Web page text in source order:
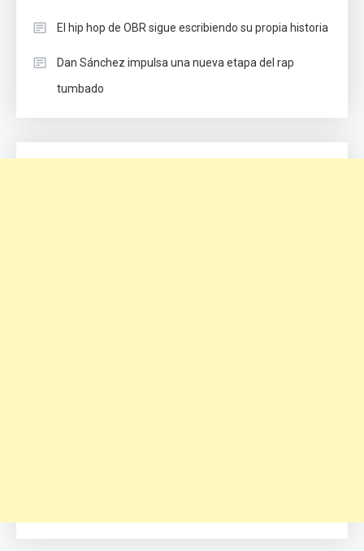
El hip hop de OBR sigue escribiendo su propia historia
Dan Sánchez impulsa una nueva etapa del rap
tumbado